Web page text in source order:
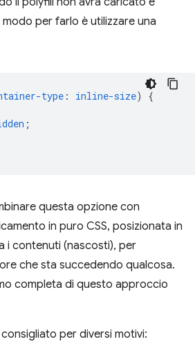
modo per farlo è utilizzare una
type : inline-size)
{
;
questa opzione con
in puro CSS, posizionata in
i contenuti (nascosti), per
che sta succedendo qualcosa.
completa di questo approccio
per diversi motivi: